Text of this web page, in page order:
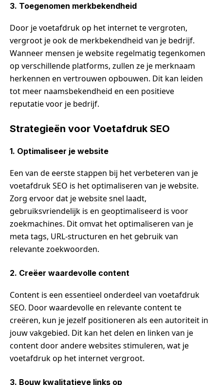
3. Toegenomen merkbekendheid
Door je voetafdruk op het internet te vergroten,
vergroot je ook de merkbekendheid van je bedrijf.
Wanneer mensen je website regelmatig tegenkomen
op verschillende platforms, zullen ze je merknaam
herkennen en vertrouwen opbouwen. Dit kan leiden
tot meer naamsbekendheid en een positieve
reputatie voor je bedrijf.
Strategieën voor Voetafdruk SEO
1. Optimaliseer je website
Een van de eerste stappen bij het verbeteren van je
voetafdruk SEO is het optimaliseren van je website.
Zorg ervoor dat je website snel laadt,
gebruiksvriendelijk is en geoptimaliseerd is voor
zoekmachines. Dit omvat het optimaliseren van je
meta tags, URL-structuren en het gebruik van
relevante zoekwoorden.
2. Creëer waardevolle content
Content is een essentieel onderdeel van voetafdruk
SEO. Door waardevolle en relevante content te
creëren, kun je jezelf positioneren als een autoriteit in
jouw vakgebied. Dit kan het delen en linken van je
content door andere websites stimuleren, wat je
voetafdruk op het internet vergroot.
3. Bouw kwalitatieve links op